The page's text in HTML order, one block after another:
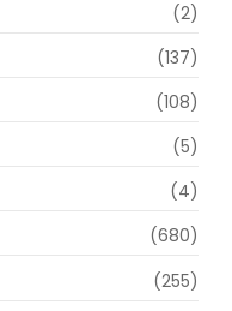
(2)
(137)
(108)
(5)
(4)
(680)
(255)